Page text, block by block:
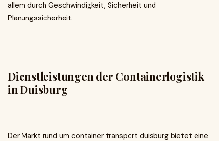
allem durch Geschwindigkeit, Sicherheit und
Planungssicherheit.
Dienstleistungen der Containerlogistik
in Duisburg
Der Markt rund um container transport duisburg bietet eine